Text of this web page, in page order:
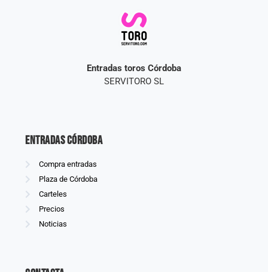
Entradas toros Córdoba
SERVITORO SL
Entradas Córdoba
Compra entradas
Plaza de Córdoba
Carteles
Precios
Noticias